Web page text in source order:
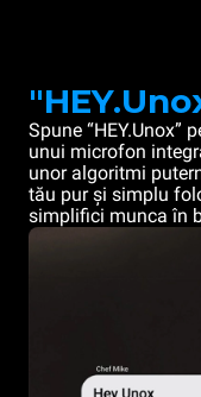
Spune “HEY.Unox”
unui microfon
unor algoritmi
tău pur și simplu
simplifici munca în